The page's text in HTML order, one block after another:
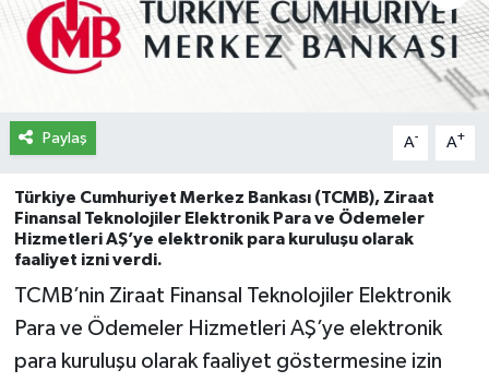
Paylaş A- A+
Türkiye Cumhuriyet Merkez Bankası (TCMB), Ziraat
Finansal Teknolojiler Elektronik Para ve Ödemeler
Hizmetleri AŞ’ye elektronik para kuruluşu olarak
faaliyet izni verdi.
TCMB’nin Ziraat Finansal Teknolojiler Elektronik
Para ve Ödemeler Hizmetleri AŞ’ye elektronik
para kuruluşu olarak faaliyet göstermesine izin
Yasal Uyarı